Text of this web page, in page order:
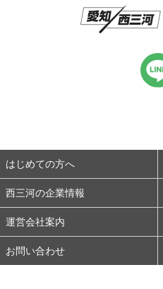
はじめての方へ
西三河の企業情報
運営会社案内
お問い合わせ